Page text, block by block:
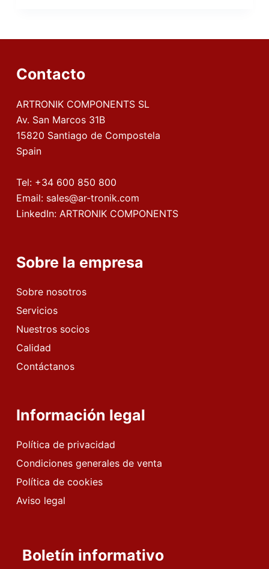
Contacto
ARTRONIK COMPONENTS SL
Av. San Marcos 31B
15820 Santiago de Compostela
Spain
Tel: +34 600 850 800
Email: sales@ar-tronik.com
LinkedIn: ARTRONIK COMPONENTS
Sobre la empresa
Sobre nosotros
Servicios
Nuestros socios
Calidad
Contáctanos
Información legal
Política de privacidad
Condiciones generales de venta
Política de cookies
Aviso legal
Boletín informativo